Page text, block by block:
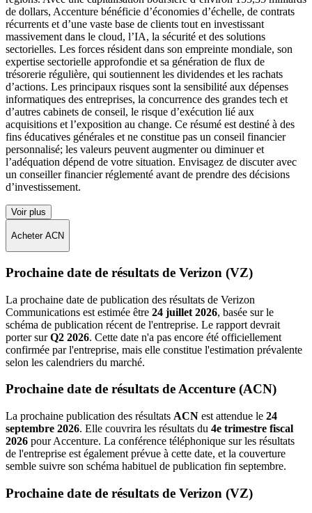
de dollars, Accenture bénéficie d’économies d’échelle, de contrats
récurrents et d’une vaste base de clients tout en investissant
massivement dans le cloud, l’IA, la sécurité et des solutions
sectorielles. Les forces résident dans son empreinte mondiale, son
expertise sectorielle approfondie et sa génération de flux de
trésorerie régulière, qui soutiennent les dividendes et les rachats
d’actions. Les principaux risques sont la sensibilité aux dépenses
informatiques des entreprises, la concurrence des grandes tech et
d’autres cabinets de conseil, le risque d’exécution lié aux
acquisitions et l’exposition au change. Ce résumé est destiné à des
fins éducatives générales et ne constitue pas un conseil financier
personnalisé; les valeurs peuvent augmenter ou diminuer et
l’adéquation dépend de votre situation. Envisagez de discuter avec
un conseiller financier réglementé avant de prendre des décisions
d’investissement.
Voir plus
Acheter ACN
Prochaine date de résultats de Verizon (VZ)
La prochaine date de publication des résultats de Verizon
Communications est estimée être 24 juillet 2026, basée sur le
schéma de publication récent de l'entreprise. Le rapport devrait
porter surQ2 2026. Cette date n'a pas encore été officiellement
confirmée par l'entreprise, mais elle constitue l'estimation prévalente
selon les calendriers du marché.
Prochaine date de résultats de Accenture (ACN)
La prochaine publication des résultats ACN est attendue le 24
septembre 2026. Elle couvrira les résultats du 4e trimestre fiscal
2026 pour Accenture. La conférence téléphonique sur les résultats
de l'entreprise est également prévue à cette date, et la couverture
semble suivre son schéma habituel de publication fin septembre.
Prochaine date de résultats de Verizon (VZ)